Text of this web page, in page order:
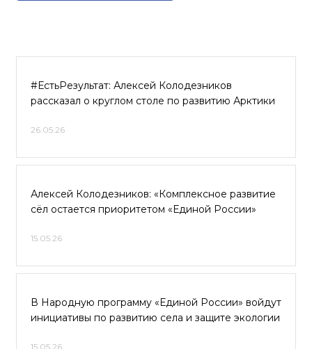
#ЕстьРезультат: Алексей Колодезников
рассказал о круглом столе по развитию Арктики
26.05.26
Алексей Колодезников: «Комплексное развитие
сёл остается приоритетом «Единой России»
15.05.26
В Народную программу «Единой России» войдут
инициативы по развитию села и защите экологии
15.05.26